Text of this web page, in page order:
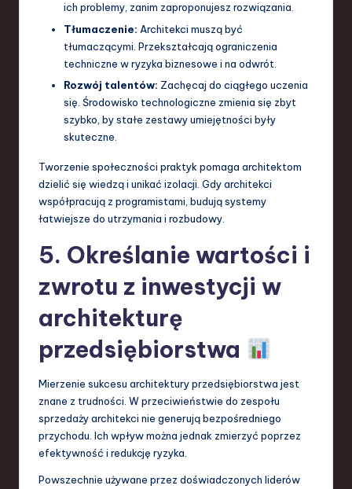
ich problemy, zanim zaproponujesz rozwiązania.
Tłumaczenie: Architekci muszą być
tłumaczącymi. Przekształcają ograniczenia
techniczne w ryzyka biznesowe i na odwrót.
Rozwój talentów: Zachęcaj do ciągłego uczenia
się. Środowisko technologiczne zmienia się zbyt
szybko, by stałe zestawy umiejętności były
skuteczne.
Tworzenie społeczności praktyk pomaga architektom
dzielić się wiedzą i unikać izolacji. Gdy architekci
współpracują z programistami, budują systemy
łatwiejsze do utrzymania i rozbudowy.
5. Określanie wartości i
zwrotu z inwestycji w
architekturę
przedsiębiorstwa
Mierzenie sukcesu architektury przedsiębiorstwa jest
znane z trudności. W przeciwieństwie do zespołu
sprzedaży architekci nie generują bezpośredniego
przychodu. Ich wpływ można jednak zmierzyć poprzez
efektywność i redukcję ryzyka.
Powszechnie używane przez doświadczonych liderów